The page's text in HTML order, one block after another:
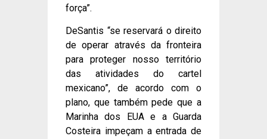
força”.
DeSantis “se reservará o direito
de operar através da fronteira
para proteger nosso território
das atividades do cartel
mexicano”, de acordo com o
plano, que também pede que a
Marinha dos EUA e a Guarda
Costeira impeçam a entrada de